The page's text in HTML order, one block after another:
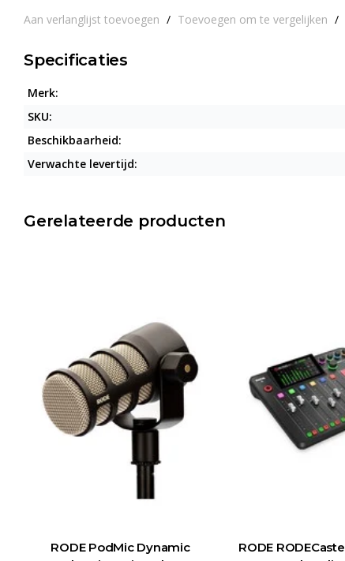
Aan verlanglijst toevoegen / Toevoegen om te vergelijken /
Specificaties
Merk:
SKU:
Beschikbaarheid:
Verwachte levertijd:
Gerelateerde producten
RODE PodMic Dynamic
RODE